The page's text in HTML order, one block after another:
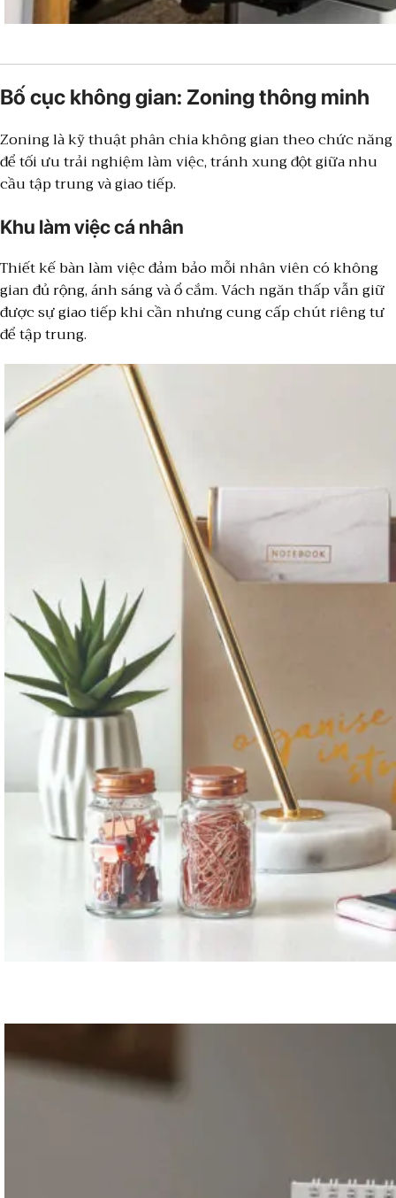
Bố cục không gian: Zoning thông minh
Zoning là kỹ thuật phân chia không gian theo chức năng
để tối ưu trải nghiệm làm việc, tránh xung đột giữa nhu
cầu tập trung và giao tiếp.
Khu làm việc cá nhân
Thiết kế bàn làm việc đảm bảo mỗi nhân viên có không
gian đủ rộng, ánh sáng và ổ cắm. Vách ngăn thấp vẫn giữ
được sự giao tiếp khi cần nhưng cung cấp chút riêng tư
để tập trung.